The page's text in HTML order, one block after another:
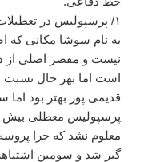
۱/ پرسپولیس در
به نام سوشا مکانی که
نیست و مقصر اصلی از
است اما بهر حال نسبت
قدیمی پور بهتر بود
پرسپولیس معطلی بیش از
معلوم نشد که چرا
گیر شد و سومین